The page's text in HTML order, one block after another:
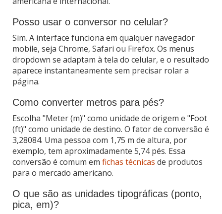
Posso usar o conversor no celular?
Sim. A interface funciona em qualquer navegador
mobile, seja Chrome, Safari ou Firefox. Os menus
dropdown se adaptam à tela do celular, e o resultado
aparece instantaneamente sem precisar rolar a
página.
Como converter metros para pés?
Escolha "Meter (m)" como unidade de origem e "Foot
(ft)" como unidade de destino. O fator de conversão é
3,28084. Uma pessoa com 1,75 m de altura, por
exemplo, tem aproximadamente 5,74 pés. Essa
conversão é comum em fichas técnicas de produtos
para o mercado americano.
O que são as unidades tipográficas (ponto,
pica, em)?